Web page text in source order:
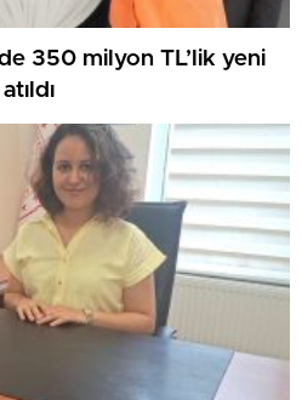
350 milyon TL’lik yeni